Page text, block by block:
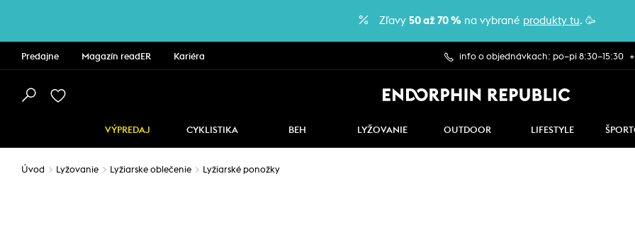
Zľavy 50 až 70 % na vybrané produkty tu. 🥳
Predajne Magazín readER Kariéra info o objednávkach: po–pi 8:30–15:30
VÝPREDAJ CYKLISTIKA BEH LYŽOVANIE OUTDOOR LIFESTYLE
Úvod Lyžovanie Lyžiarske oblečenie Lyžiarské ponožky